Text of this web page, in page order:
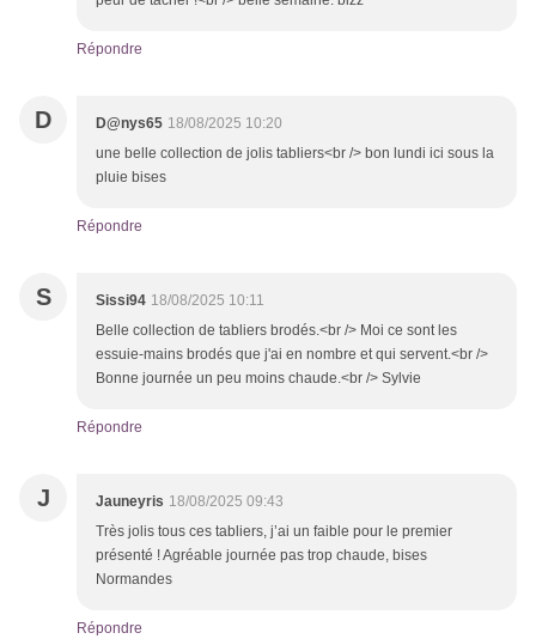
Répondre
D D@nys65 18/08/2025 10:20
une belle collection de jolis tabliers<br /> bon lundi ici sous la
pluie bises
Répondre
S Sissi94 18/08/2025 10:11
Belle collection de tabliers brodés.<br /> Moi ce sont les
essuie-mains brodés que j'ai en nombre et qui servent.<br />
Bonne journée un peu moins chaude.<br /> Sylvie
Répondre
J Jauneyris 18/08/2025 09:43
Très jolis tous ces tabliers, j’ai un faible pour le premier
présenté ! Agréable journée pas trop chaude, bises
Normandes
Répondre